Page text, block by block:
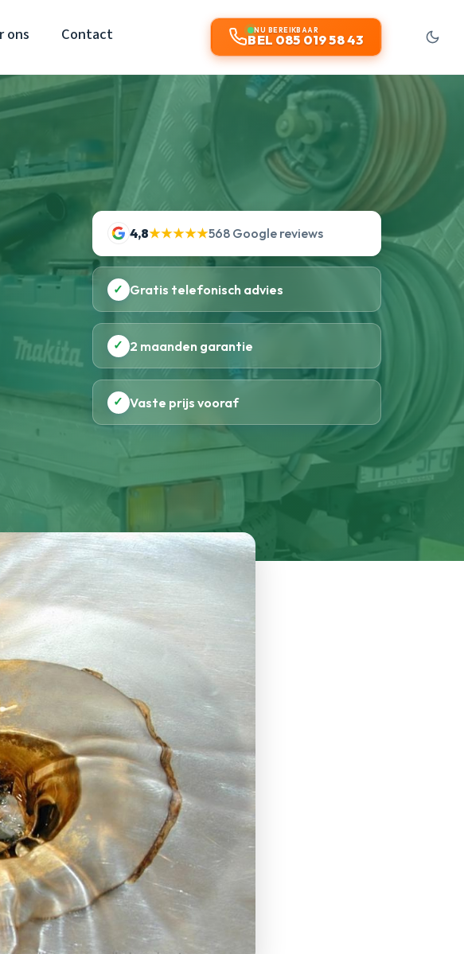
ons Contact NU BEREIKBAAR
BEL 085 019 58 43
4,8★★★★★568 Google reviews
✓ Gratis telefonisch advies
✓ 2 maanden garantie
✓ Vaste prijs vooraf